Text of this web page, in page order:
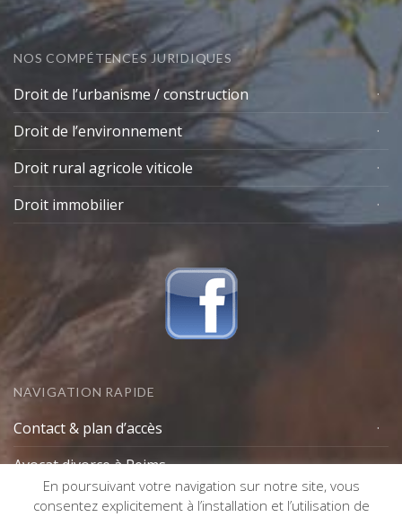
NOS COMPÉTENCES JURIDIQUES
Droit de l’urbanisme / construction
Droit de l’environnement
Droit rural agricole viticole
Droit immobilier
NAVIGATION RAPIDE
Contact & plan d’accès
Avocat divorce à Reims
Lexique avocat
En poursuivant votre navigation sur notre site, vous
consentez explicitement à l’installation et l’utilisation de